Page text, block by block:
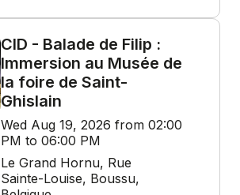
CID - Balade de Filip :
Immersion au Musée de
la foire de Saint-
Ghislain
Wed Aug 19, 2026 from 02:00
PM to 06:00 PM
Le Grand Hornu, Rue
Sainte-Louise, Boussu,